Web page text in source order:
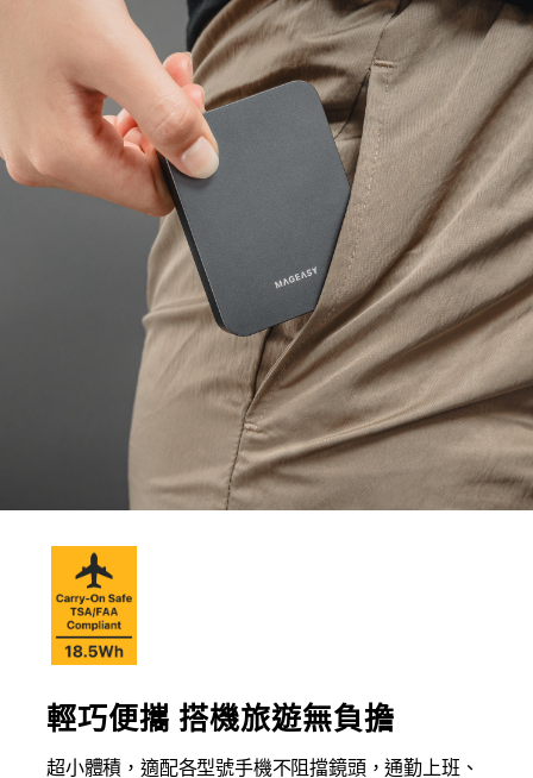
輕巧便攜 搭機旅遊無負擔
超小體積，適配各型號手機不阻擋鏡頭，通勤上班、